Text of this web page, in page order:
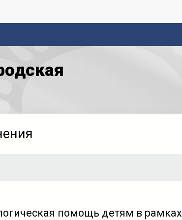
помощь детям в рамках